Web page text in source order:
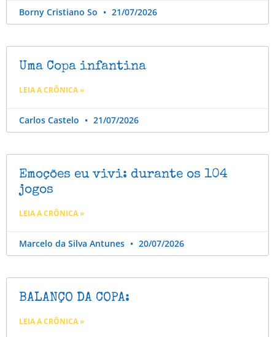
Borny Cristiano So 21/07/2026
Uma Copa infantina
LEIA A CRÔNICA »
Carlos Castelo 21/07/2026
Emoções eu vivi: durante os 104
jogos
LEIA A CRÔNICA »
Marcelo da Silva Antunes 20/07/2026
BALANÇO DA COPA:
LEIA A CRÔNICA »